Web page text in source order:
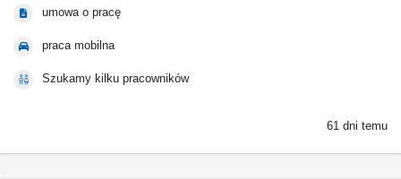
umowa o pracę
praca mobilna
Szukamy kilku pracowników
61 dni temu